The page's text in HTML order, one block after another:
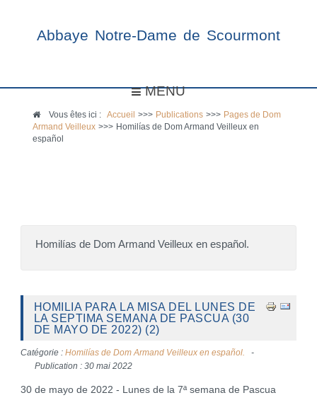
Abbaye Notre-Dame de Scourmont
MENU
Vous êtes ici :Accueil >>> Publications >>> Pages de Dom
Armand Veilleux >>> Homilías de Dom Armand Veilleux en
español
Homilías de Dom Armand Veilleux en español.
HOMILIA PARA LA MISA DEL LUNES DE
LA SEPTIMA SEMANA DE PASCUA (30
DE MAYO DE 2022) (2)
Catégorie : Homilías de Dom Armand Veilleux en español.
Publication : 30 mai 2022
30 de mayo de 2022 - Lunes de la 7ª semana de Pascua